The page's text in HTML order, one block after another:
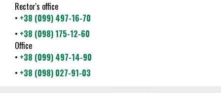
Rector's office
• +38 (099) 497-16-70
• +38 (098) 175-12-60
Office
• +38 (099) 497-14-90
• +38 (098) 027-91-03